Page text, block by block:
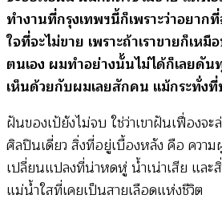
ทำงานที่กรุงเทพฯนี้ก็เพราะว่าอยาก
ใจที่จะไม่ขาย เพราะถ้าเราขายก็เห
ตนเอง ผมทำอย่างนั้นไม่ได้ก็เลยดัน
เห็นด้วยกับผมเลยสักคน แม้กระทั่ง
ฝันของเป้ยังไม่จบ ใช่ว่าเขาฝันเฟื่องจะ
ศิลปินเดี่ยว สิ่งที่อยู่เบื้องหลัง คือ ควา
เปลี่ยนแปลงที่น่าหดหู่ น้ำเน่าเสีย และ
แม่น้ำใสที่เคยเป็นสายเลือดแห่งชีวิต